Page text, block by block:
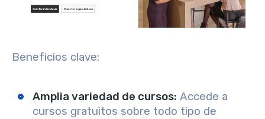
Beneficios clave:
Amplia variedad de cursos: Accede a
cursos gratuitos sobre todo tipo de